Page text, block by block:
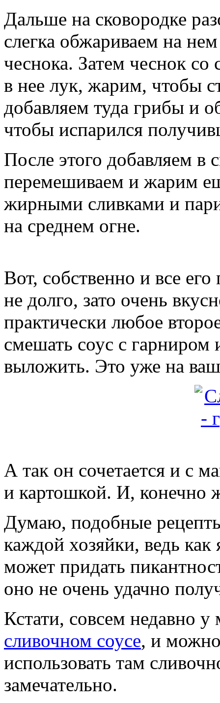
Дальше на сковородке
слегка обжариваем на
чеснока. Затем чеснок
в нее лук, жарим, чтобы
добавляем туда грибы и
чтобы испарился
После этого добавляем в
перемешиваем и жарим
жирными сливками и
на среднем огне.
Вот, собственно и все
не долго, зато очень
практически любое
смешать соус с гарниром
выложить. Это уже на
А так он сочетается и с
и картошкой. И, конечно
Думаю, подобные
каждой хозяйки, ведь как
может придать
оно не очень удачно
Кстати, совсем недавно
сливочном соусе, и можно
использовать там
замечательно.